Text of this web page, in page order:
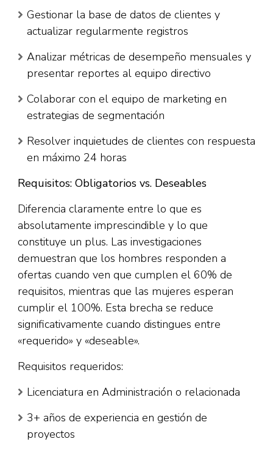
Gestionar la base de datos de clientes y
actualizar regularmente registros
Analizar métricas de desempeño mensuales y
presentar reportes al equipo directivo
Colaborar con el equipo de marketing en
estrategias de segmentación
Resolver inquietudes de clientes con respuesta
en máximo 24 horas
Requisitos: Obligatorios vs. Deseables
Diferencia claramente entre lo que es
absolutamente imprescindible y lo que
constituye un plus. Las investigaciones
demuestran que los hombres responden a
ofertas cuando ven que cumplen el 60% de
requisitos, mientras que las mujeres esperan
cumplir el 100%. Esta brecha se reduce
significativamente cuando distingues entre
«requerido» y «deseable».​
Requisitos requeridos:
Licenciatura en Administración o relacionada
3+ años de experiencia en gestión de
proyectos